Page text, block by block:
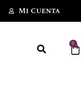
Mi Cuenta
0